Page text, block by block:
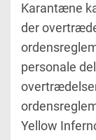
Karantæne
der
personale
Yellow